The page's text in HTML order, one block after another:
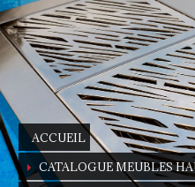
ACCUEIL
CATALOGUE MEUBLES